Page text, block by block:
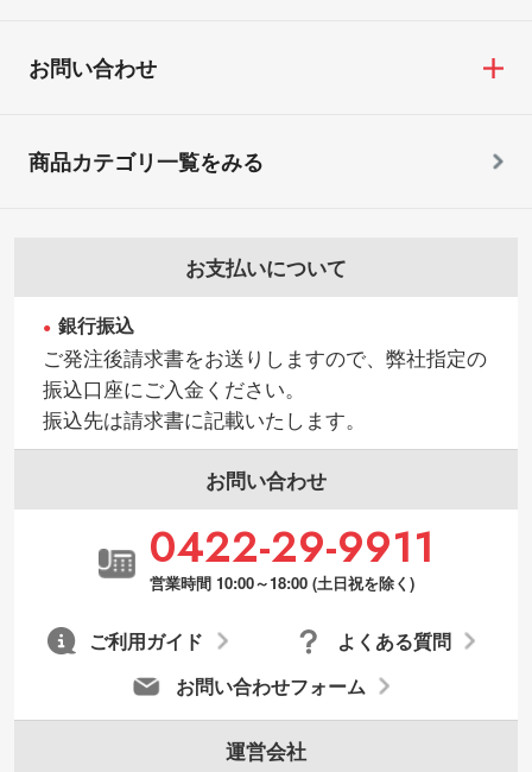
お問い合わせ
お支払いについて
銀行振込
ご発注後請求書をお送りしますので、弊社指定の
振込口座にご入金ください。
振込先は請求書に記載いたします。
お問い合わせ
0422-29-9911
営業時間 10:00～18:00 (土日祝を除く)
お問い合わせフォーム
よくある質問
ご利用ガイド
運営会社
商品カテゴリ一覧をみる